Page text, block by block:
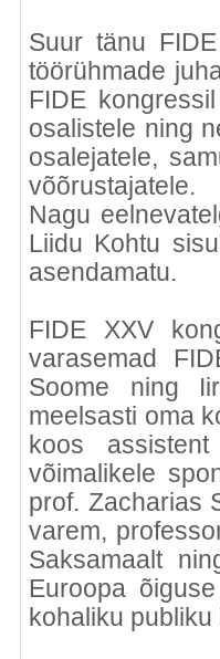
Suur tänu
töörühmade
FIDE
osalistele ning
osalejatele,
võõrustajatele.
Nagu
Liidu Kohtu
asendamatu.
FIDE XXV
varasemad
Soome ning
meelsasti oma
koos
võimalikele
prof. Zacharias
varem,
Saksamaalt
Euroopa
kohaliku